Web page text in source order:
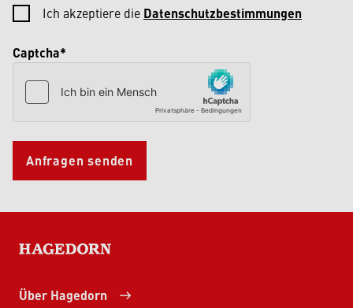
Ich akzeptiere die Datenschutzbestimmungen
Captcha*
Anfragen senden
HAGEDORN
Über Hagedorn